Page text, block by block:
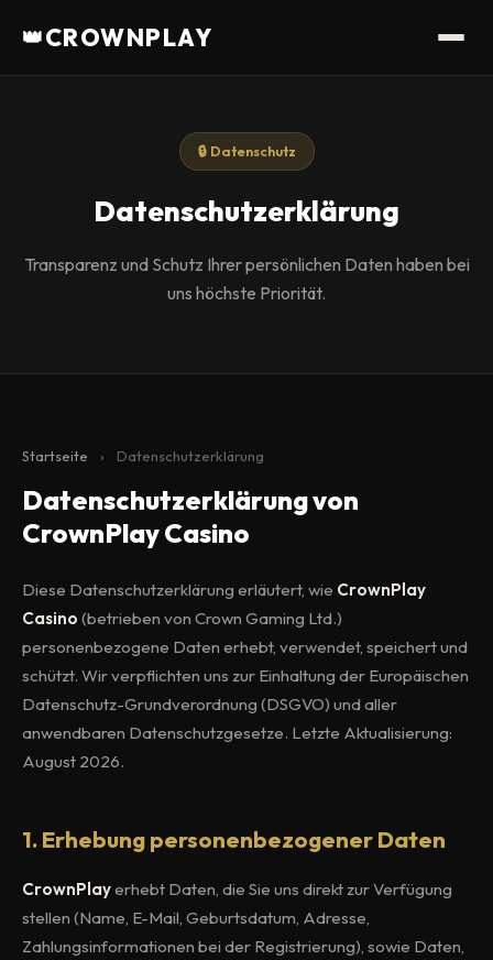
👑CROWNPLAY
🔒 Datenschutz
Datenschutzerklärung
Transparenz und Schutz Ihrer persönlichen Daten haben bei
uns höchste Priorität.
Startseite › Datenschutzerklärung
Datenschutzerklärung von
CrownPlay Casino
Diese Datenschutzerklärung erläutert, wie CrownPlay
Casino (betrieben von Crown Gaming Ltd.)
personenbezogene Daten erhebt, verwendet, speichert und
schützt. Wir verpflichten uns zur Einhaltung der Europäischen
Datenschutz-Grundverordnung (DSGVO) und aller
anwendbaren Datenschutzgesetze. Letzte Aktualisierung:
August 2026.
1. Erhebung personenbezogener Daten
CrownPlayerhebt Daten, die Sie uns direkt zur Verfügung
stellen (Name, E-Mail, Geburtsdatum, Adresse,
Zahlungsinformationen bei der Registrierung), sowie Daten,